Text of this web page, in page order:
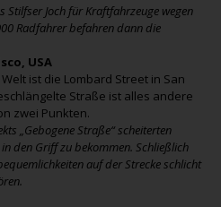
Stilfser Joch für Kraftfahrzeuge wegen
Radfahrer befahren dann die
USA
ist die Lombard Street in San
Straße ist alles andere
zwei Punkten.
„Gebogene Straße“ scheiterten
den Griff zu bekommen. Schließlich
auf der Strecke schlicht